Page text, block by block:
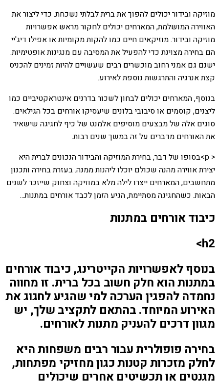
מוזיקה ובידור יכולים להפוך את ברית לבלתי נשכחת. כדי ליצור את
האווירה המושלמת, המארחים יכולים לחקור מראש אפשרויות
מוזיקה ובידור. מוזיקאים חיים כמו להקות מקומיות או אפילו דיג'יי
הם בחירה מצוינת כדי להפעיל את המסיבה עם מנגינות אופטימיות.
ישנם גם אמני רחוב מוכשרים רבים שעשויים להיות זמינים להכניס
קצת אנרגיה והתרגשות נוספת לאירוע.
בנוסף, המארחים יכולים לבחון לשכור בדרנים אינטראקטיביים כמו
ליצנים, קוסמים או סיבובי בלונים שיעסיקו אורחים בכל הגילאים.
סוגים אלה של מבצעים מוסיפים אלמנט של כיף לחגיגה שישאיר
את האורחים מדברים על זה במשך שנים רבות.
< p>בסופו של דבר, בחירת המוזיקה והבידור הנכונים לברית היא
יצירת אווירה מהנה שכולם יוכלו ליהנות ממנה. בעזרת בחירה ותכנון
מתחשבים, המארחים ייצרו לילה מלא במוזיקה וצחוק שייזכר לשנים
הבאות. כשהחגיגה מסתיימת, הגיע הזמן לכבד אורחים במתנות...
כיבוד אורחים במתנות
h2>
בנוסף לאפשרויות הקייטרינג, כיבוד אורחים
במתנות הוא חלק חשוב בכל ברית. זו מחווה
נחמדה להפגין הערכה למי שהגיע לחגוג את
האירוע המיוחד. בהתאם לתקציב שלך, יש
מגוון דרכים להעניק מתנות לאורחים.
בחירה פופולרית עבור רבים משפחות היא
לחלק מזכרות קטנות כגון מחזיקי מפתחות,
מגנטים או תכשיטים אחרים שיכולים